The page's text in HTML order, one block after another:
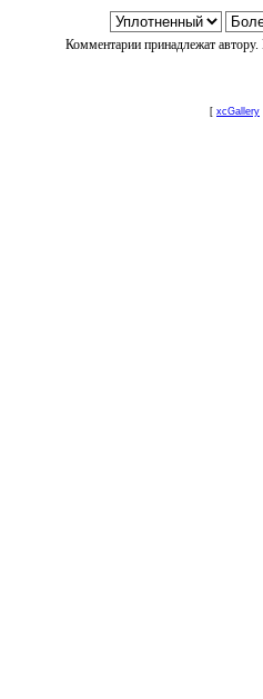
Комментарии принадлежат
[ xcGallery